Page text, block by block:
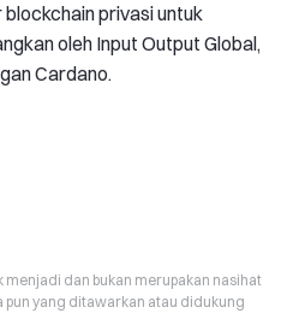
privasi untuk
oleh Input Output Global,
Cardano.
dan bukan merupakan nasihat
pun yang ditawarkan atau didukung